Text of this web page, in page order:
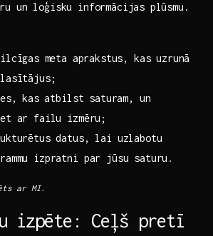
un loģisku informācijas⁢ plūsmu.
meta ⁣aprakstus, kas uzrunā
lasītājus;
⁤kas⁤ atbilst saturam, un
ar failu izmēru;
datus, lai ‍uzlabotu
izpratni par jūsu‍ saturu.
ar MI.
⁣izpēte: Ceļš pretī